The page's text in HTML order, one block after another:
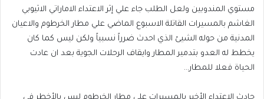
مستوي المندوبين ولعل الطلب جاء علي إثر الاعتداء الاماراتي الاثيوبي
الغاشم بالمسيرات القاتلة الاسبوع الماضي علي مطار الخرطوم والاعيان
المدنية من حوله الشيئ الذي احدث ضرراً نسبياً ولكن ليس كما كان
يخطط له العدو بتدمير المطار وايقاف الرحلات الجوية بعد ان عادت
الحياة فعلا للمطار…